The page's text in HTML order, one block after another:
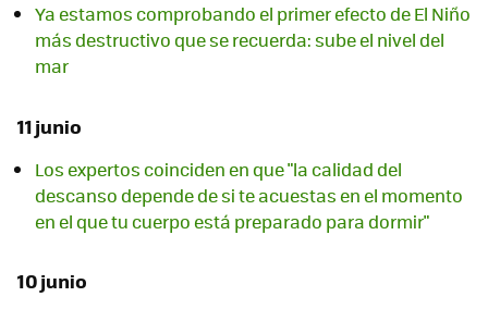
Ya estamos comprobando el primer efecto de El Niño
más destructivo que se recuerda: sube el nivel del
mar
11 junio
Los expertos coinciden en que "la calidad del
descanso depende de si te acuestas en el momento
en el que tu cuerpo está preparado para dormir"
10 junio